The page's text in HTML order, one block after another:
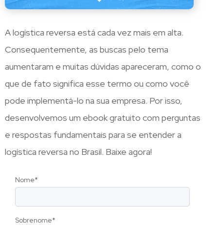
A logística reversa está cada vez mais em alta.
Consequentemente, as buscas pelo tema
aumentaram e muitas dúvidas apareceram, como o
que de fato significa esse termo ou como você
pode implementá-lo na sua empresa. Por isso,
desenvolvemos um ebook gratuito com perguntas
e respostas fundamentais para se entender a
logística reversa no Brasil. Baixe agora!
Nome*
Sobrenome*